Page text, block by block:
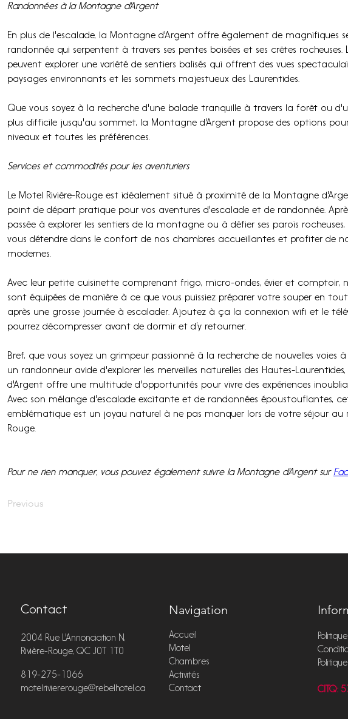
Randonnées à la Montagne d'Argent
En plus de l'escalade, la Montagne d'Argent offre également de magnifiques
randonnée qui serpentent à travers ses pentes boisées et ses crêtes rocheuses.
peuvent explorer une variété de sentiers balisés qui offrent des vues
paysages environnants et les sommets majestueux des Laurentides.
Que vous soyez à la recherche d'une balade tranquille à travers la forêt ou
plus difficile jusqu'au sommet, la Montagne d'Argent propose des options
niveaux et toutes les préférences.
Services et commodités pour les aventuriers
Le Motel Rivière-Rouge est idéalement situé à proximité de la Montagne
point de départ pratique pour vos aventures d'escalade et de randonnée.
passée à explorer les sentiers de la montagne ou à défier ses parois rocheuses,
vous détendre dans le confort de nos chambres accueillantes et profiter de
modernes.
Avec leur petite cuisinette comprenant frigo, micro-ondes, évier et comptoir,
sont équipées de manière à ce que vous puissiez préparer votre souper en
après une grosse journée à escalader. Ajoutez à ça la connexion wifi et le
pourrez décompresser avant de dormir et d’y retourner.
Bref, que vous soyez un grimpeur passionné à la recherche de nouvelles voies
un randonneur avide d'explorer les merveilles naturelles des Hautes-
d'Argent offre une multitude d'opportunités pour vivre des expériences
Avec son mélange d'escalade excitante et de randonnées époustouflantes,
emblématique est un joyau naturel à ne pas manquer lors de votre séjour au
Rouge.
Pour ne rien manquer, vous pouvez également suivre la Montagne d'Argent sur
Previous
Contact
2004 Rue L'Annonciation N,
Rivière-Rouge, QC J0T 1T0
819-275-1066
motelriviererouge@rebelhotel.ca
Navigation
Accueil
Motel
Chambres
Activités
Contact
CITQ: